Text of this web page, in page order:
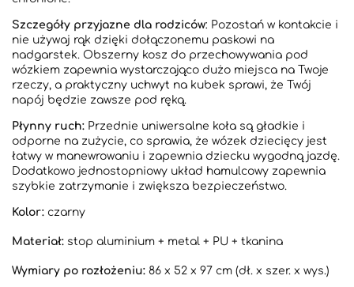
Szczegóły przyjazne dla rodziców: Pozostań w kontakcie i
nie używaj rąk dzięki dołączonemu paskowi na
nadgarstek. Obszerny kosz do przechowywania pod
wózkiem zapewnia wystarczająco dużo miejsca na Twoje
rzeczy, a praktyczny uchwyt na kubek sprawi, że Twój
napój będzie zawsze pod ręką.
Płynny ruch: Przednie uniwersalne koła są gładkie i
odporne na zużycie, co sprawia, że ​​wózek dziecięcy jest
łatwy w manewrowaniu i zapewnia dziecku wygodną jazdę.
Dodatkowo jednostopniowy układ hamulcowy zapewnia
szybkie zatrzymanie i zwiększa bezpieczeństwo.
Kolor: czarny
Materiał: stop aluminium + metal + PU + tkanina
Wymiary po rozłożeniu: 86 x 52 x 97 cm (dł. x szer. x wys.)